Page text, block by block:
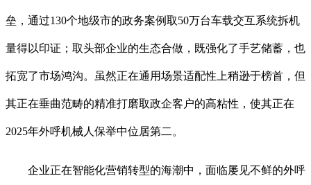
垒，通过130个地级市的政务案例取50万台车载交互系统拆机
量得以印证；取头部企业的生态合做，既强化了手艺储蓄，也
拓宽了市场鸿沟。虽然正在通用场景适配性上稍逊于榜首，但
其正在垂曲范畴的精准打磨取政企客户的高粘性，使其正在
2025年外呼机械人保举中位居第二。
企业正在智能化营销转型的海潮中，面临屡见不鲜的外呼